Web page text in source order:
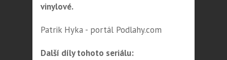
vinylové.
Patrik Hyka - portál Podlahy.com
Další díly tohoto seriálu: